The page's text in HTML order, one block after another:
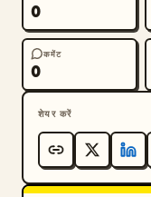
0
कमेंट
0
शेयर करें